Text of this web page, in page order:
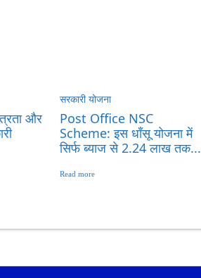
और
सरकारी योजना
Post Office NSC
Scheme: इस धाँसू योजना में
सिर्फ ब्याज से 2.24 लाख तक...
Read more